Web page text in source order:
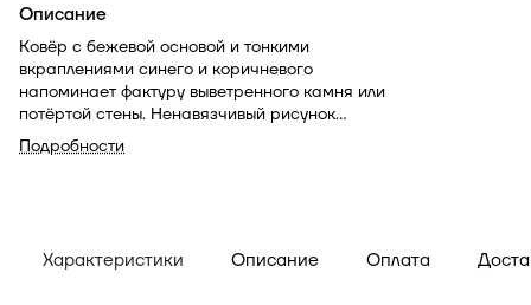
Описание
Ковёр с бежевой основой и тонкими
вкраплениями синего и коричневого
напоминает фактуру выветренного камня или
потёртой стены. Ненавязчивый рисунок
создаёт атмосферу уюта и спокойствия,
подчёркивая эстетику интерьера без лишней
Подробности
Характеристики Описание Оплата